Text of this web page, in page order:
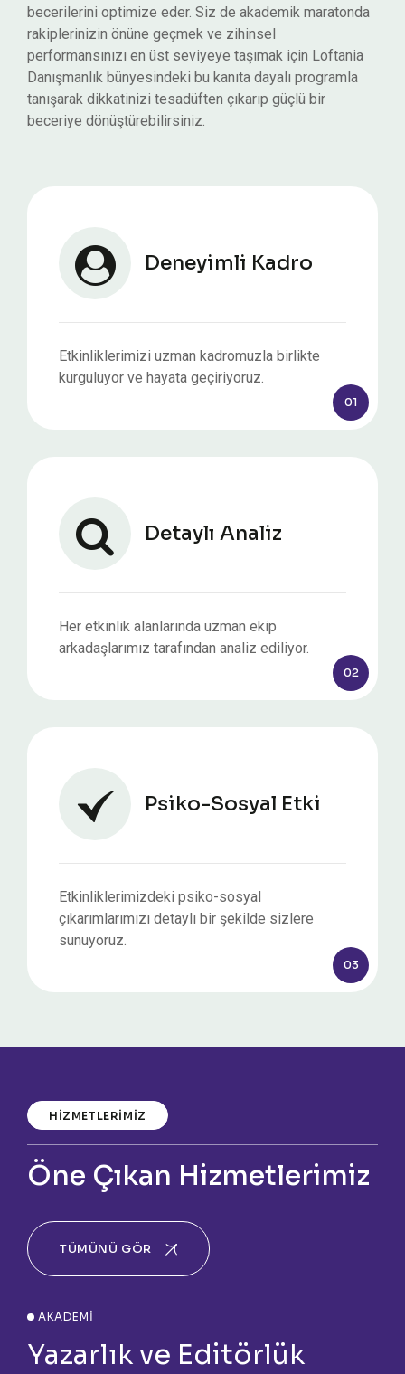
becerilerini optimize eder. Siz de akademik maratonda
rakiplerinizin önüne geçmek ve zihinsel
performansınızı en üst seviyeye taşımak için Loftania
Danışmanlık bünyesindeki bu kanıta dayalı programla
tanışarak dikkatinizi tesadüften çıkarıp güçlü bir
beceriye dönüştürebilirsiniz.
Deneyimli Kadro
Etkinliklerimizi uzman kadromuzla birlikte
kurguluyor ve hayata geçiriyoruz.
01
Detaylı Analiz
Her etkinlik alanlarında uzman ekip
arkadaşlarımız tarafından analiz ediliyor.
02
Psiko-Sosyal Etki
Etkinliklerimizdeki psiko-sosyal
çıkarımlarımızı detaylı bir şekilde sizlere
sunuyoruz.
03
HIZMETLERIMIZ
Öne Çıkan Hizmetlerimiz
TÜMÜNÜ GÖR
AKADEMİ
Yazarlık ve Editörlük